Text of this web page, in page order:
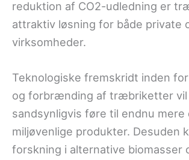
reduktion af CO2-udledning er
attraktiv løsning for både private
virksomheder.
Teknologiske fremskridt inden
og forbrænding af træbriketter vil
sandsynligvis føre til endnu
miljøvenlige produkter. Desuden
forskning i alternative biomasser